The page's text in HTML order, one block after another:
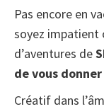
Pas encore en
soyez impatient
d’aventures de
de vous
Créatif dans